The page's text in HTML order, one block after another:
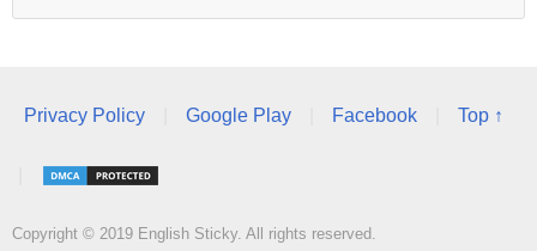
Privacy Policy Google Play Facebook Top ↑
Copyright © 2019 English Sticky. All rights reserved.